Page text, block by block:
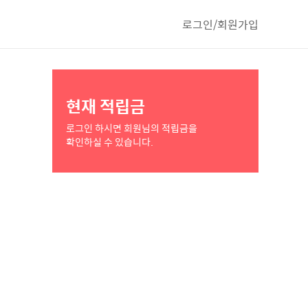
로그인/회원가입
현재 적립금
로그인 하시면 회원님의 적립금을
확인하실 수 있습니다.